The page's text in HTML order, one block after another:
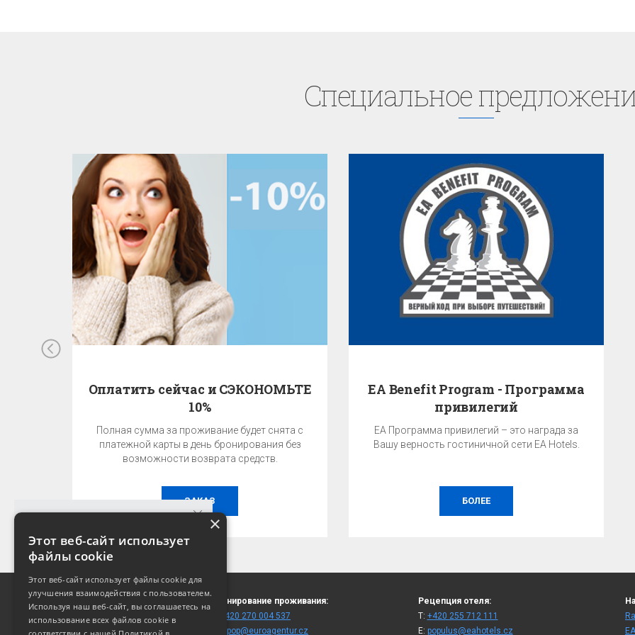
ГАРАНТИЯ ЛУЧШЕЙ ЦЕНЫ!
Лучшую цену можно получить только при
бронировании на этом сайте!
Cпециaльное
Оплатить сейчас и СЭКОНОМЬТЕ
10%
Полная сумма за проживание будет снята с
платежной карты в день бронирования без
возможности возврата средств.
ЗАКАЗ
EA Benefit Program - Программа
привилегий
EA Программа привилегий – это награда за
Вашу верность гостиничной сети EA Hotels.
БОЛЕЕ
U staré cihelny 2182/11
130 00 Praha 3
(карта)
Бронирование проживания:
+420 270 004 537
fitpop@euroagentur.cz
Рецепция отеля:
T: +420 255 712 111
E: populus@eahotels.cz
×
Этот веб-сайт использует
файлы cookie
Этот веб-сайт использует файлы cookie для
улучшения взаимодействия с пользователем.
Используя наш веб-сайт, вы соглашаетесь на
использование всех файлов cookie в